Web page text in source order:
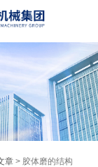
章 > 胶体磨的结构